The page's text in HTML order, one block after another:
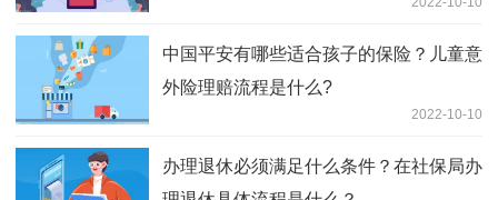
中国平安有哪些适合孩子的保险？儿童意
外险理赔流程是什么?
2022-10-10
办理退休必须满足什么条件？在社保局办